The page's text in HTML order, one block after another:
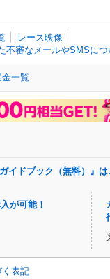
レース映像
不審なメールやSMSにつ
一覧
イドブック（無料）』
が可能！
く表記